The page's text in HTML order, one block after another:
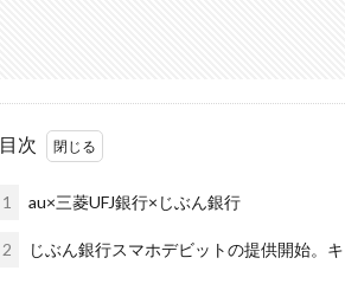
目次
1 au×三菱UFJ銀行×じぶん銀行
2 じぶん銀行スマホデビットの提供開始。